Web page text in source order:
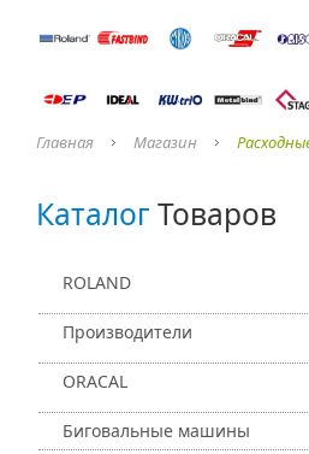
Главная Магазин
КаталогТоваров
ROLAND
Производители
ORACAL
Биговальные машины